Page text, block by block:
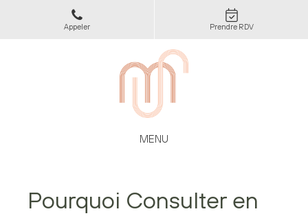
Appeler Prendre RDV
MENU
Pourquoi Consulter en